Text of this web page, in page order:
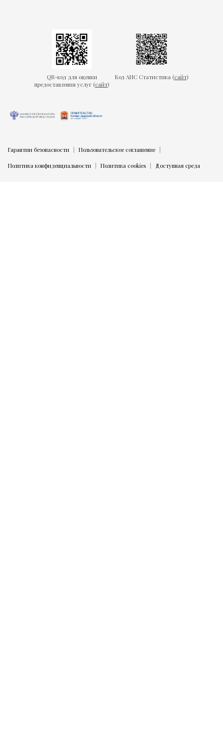
QR-код для оценки
предоставления услуг (сайт)
Код АИС Статистика (сайт)
Гарантии безопасности Пользовательское соглашение
Политика конфиденциальности Политика cookies Доступная среда